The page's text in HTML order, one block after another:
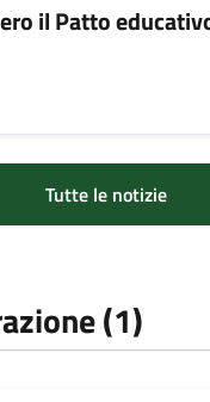
il Patto
Tutte le notizie
(1)